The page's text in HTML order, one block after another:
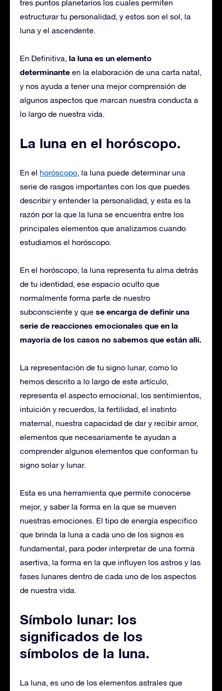
tres puntos planetarios los cuales permiten
estructurar tu personalidad, y estos son el sol, la
luna y el ascendente.
En Definitiva, la luna es un elemento
determinante en la elaboración de una carta natal,
y nos ayuda a tener una mejor comprensión de
algunos aspectos que marcan nuestra conducta a
lo largo de nuestra vida.
La luna en el horóscopo.
En el horóscopo, la luna puede determinar una
serie de rasgos importantes con los que puedes
describir y entender la personalidad, y esta es la
razón por la que la luna se encuentra entre los
principales elementos que analizamos cuando
estudiamos el horóscopo.
En el horóscopo, la luna representa tu alma detrás
de tu identidad, ese espacio oculto que
normalmente forma parte de nuestro
subconsciente y que se encarga de definir una
serie de reacciones emocionales que en la
mayoría de los casos no sabemos que están allí.
La representación de tu signo lunar, como lo
hemos descrito a lo largo de este artículo,
representa el aspecto emocional, los sentimientos,
intuición y recuerdos, la fertilidad, el instinto
maternal, nuestra capacidad de dar y recibir amor,
elementos que necesariamente te ayudan a
comprender algunos elementos que conforman tu
signo solar y lunar.
Esta es una herramienta que permite conocerse
mejor, y saber la forma en la que se mueven
nuestras emociones. El tipo de energía especifico
que brinda la luna a cada uno de los signos es
fundamental, para poder interpretar de una forma
asertiva, la forma en la que influyen los astros y las
fases lunares dentro de cada uno de los aspectos
de nuestra vida.
Símbolo lunar: los
significados de los
símbolos de la luna.
La luna, es uno de los elementos astrales que